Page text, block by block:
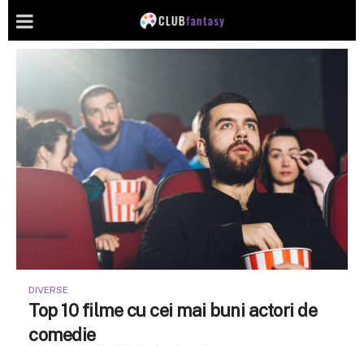
DIVERSE
Top 10 filme cu cei mai buni actori de
comedie